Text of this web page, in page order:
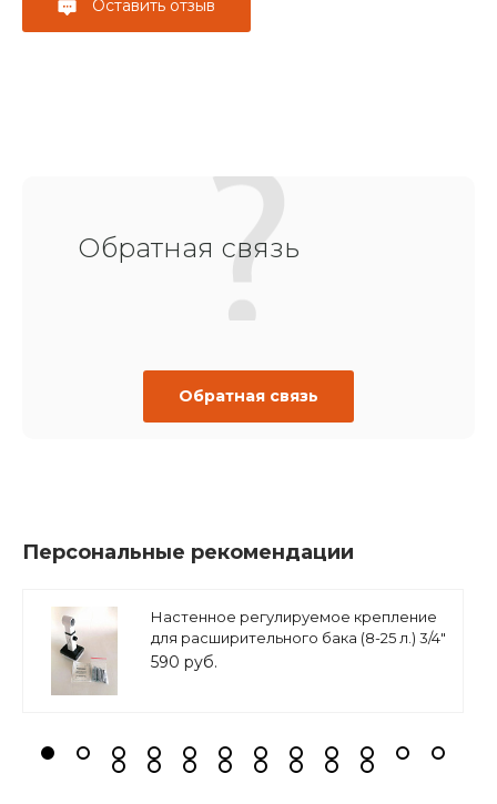
Оставить отзыв
Обратная связь
Обратная связь
Персональные рекомендации
Настенное регулируемое крепление
для расширительного бака (8-25 л.) 3/4"
белое, ASKON
590 руб.